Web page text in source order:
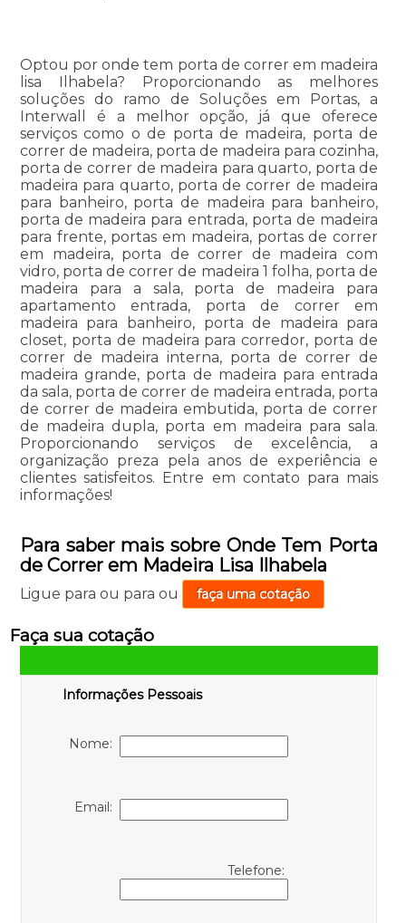
Optou por onde tem porta de correr em madeira
lisa Ilhabela? Proporcionando as melhores
soluções do ramo de Soluções em Portas, a
Interwall é a melhor opção, já que oferece
serviços como o de porta de madeira, porta de
correr de madeira, porta de madeira para cozinha,
porta de correr de madeira para quarto, porta de
madeira para quarto, porta de correr de madeira
para banheiro, porta de madeira para banheiro,
porta de madeira para entrada, porta de madeira
para frente, portas em madeira, portas de correr
em madeira, porta de correr de madeira com
vidro, porta de correr de madeira 1 folha, porta de
madeira para a sala, porta de madeira para
apartamento entrada, porta de correr em
madeira para banheiro, porta de madeira para
closet, porta de madeira para corredor, porta de
correr de madeira interna, porta de correr de
madeira grande, porta de madeira para entrada
da sala, porta de correr de madeira entrada, porta
de correr de madeira embutida, porta de correr
de madeira dupla, porta em madeira para sala.
Proporcionando serviços de excelência, a
organização preza pela anos de experiência e
clientes satisfeitos. Entre em contato para mais
informações!
Para saber mais sobre Onde Tem Porta
de Correr em Madeira Lisa Ilhabela
Ligue para ou para ou faça uma cotação
Faça sua cotação
Informações Pessoais
Nome:
Email:
Telefone: